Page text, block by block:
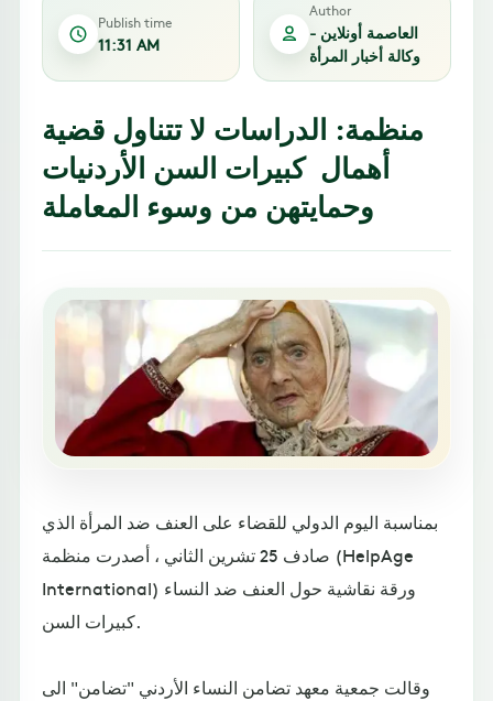
Publish time
11:31 AM
Author
العاصمة أونلاين -
وكالة أخبار المرأة
منظمة: الدراسات لا تتناول قضية
أهمال كبيرات السن الأردنيات
بمناسبة اليوم الدولي للقضاء على العنف ضد المرأة الذي
صادف 25 تشرين الثاني ، أصدرت منظمة (HelpAge
International) ورقة نقاشية حول العنف ضد النساء
كبيرات السن.
وقالت جمعية معهد تضامن النساء الأردني "تضامن" الى